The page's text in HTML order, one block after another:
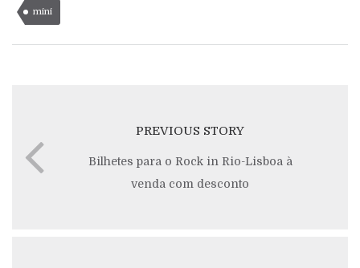
mini
PREVIOUS STORY
Bilhetes para o Rock in Rio-Lisboa à
venda com desconto